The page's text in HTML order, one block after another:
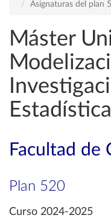
Asignaturas del plan
Máster
Facultad de
Plan 520
Curso 2024-2025